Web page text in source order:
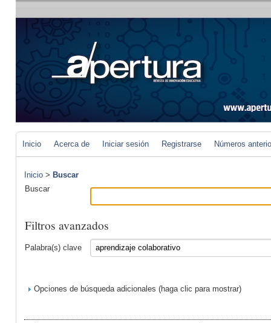
Inicio Acerca de Iniciar sesión Registrarse Números
Inicio > Buscar
Buscar
Filtros avanzados
Palabra(s) clave
Opciones de búsqueda adicionales (haga clic para mostrar)